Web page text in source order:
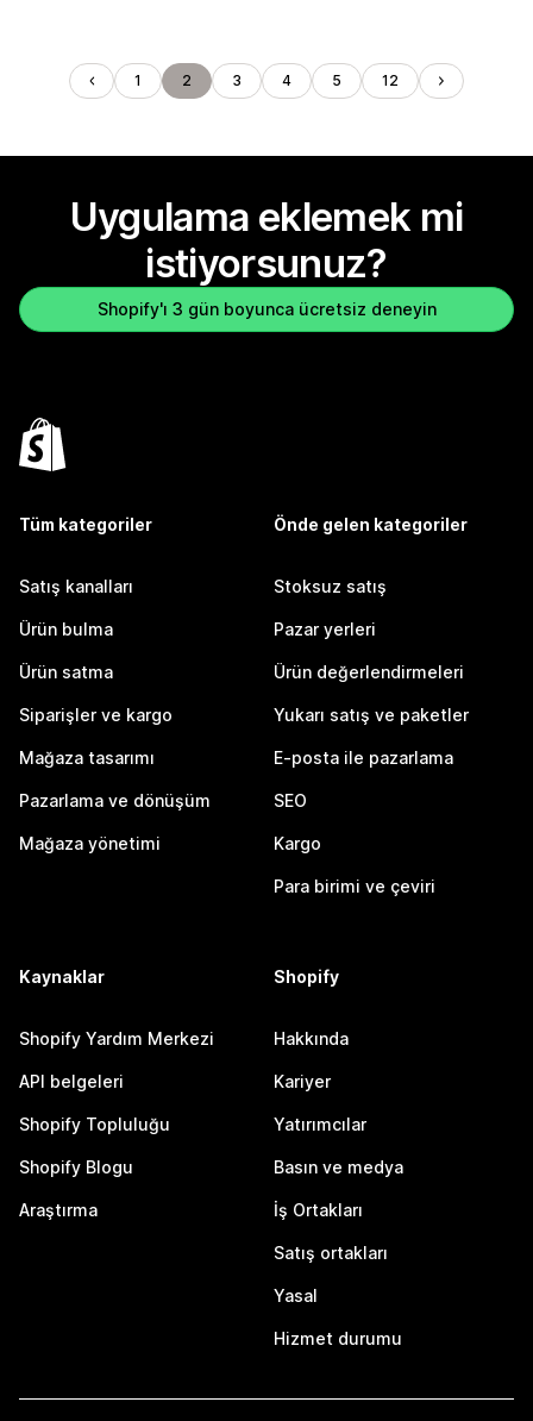
1 2 3 4 5 12
Uygulama eklemek mi
istiyorsunuz?
Shopify'ı 3 gün boyunca ücretsiz deneyin
Tüm kategoriler
Satış kanalları
Ürün bulma
Ürün satma
Siparişler ve kargo
Mağaza tasarımı
Pazarlama ve dönüşüm
Mağaza yönetimi
Önde gelen kategoriler
Stoksuz satış
Pazar yerleri
Ürün değerlendirmeleri
Yukarı satış ve paketler
E-posta ile pazarlama
SEO
Kargo
Para birimi ve çeviri
Kaynaklar
Shopify Yardım Merkezi
API belgeleri
Shopify Topluluğu
Shopify Blogu
Araştırma
Shopify
Hakkında
Kariyer
Yatırımcılar
Basın ve medya
İş Ortakları
Satış ortakları
Yasal
Hizmet durumu